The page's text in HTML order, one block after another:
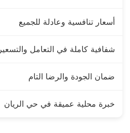
أسعار تنافسية وعادلة للجميع
شفافية كاملة في التعامل والتسعير
ضمان الجودة والرضا التام
خبرة محلية عميقة في حي الريان